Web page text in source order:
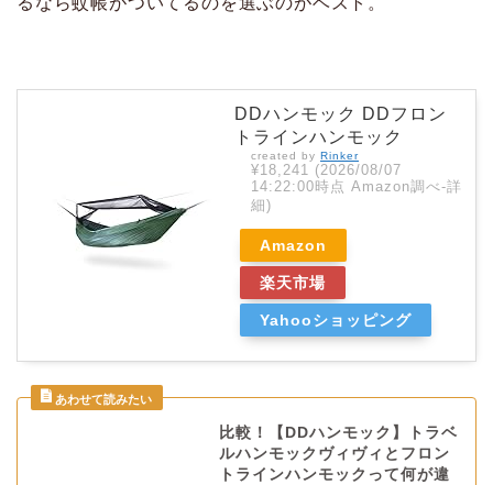
DDハンモック DDフロン
トラインハンモック
created by Rinker
¥18,241 (2026/08/07
14:22:00時点 Amazon調べ-詳
細)
Amazon
楽天市場
Yahooショッピング
比較！【DDハンモック】トラベ
ルハンモックヴィヴィとフロン
トラインハンモックって何が違